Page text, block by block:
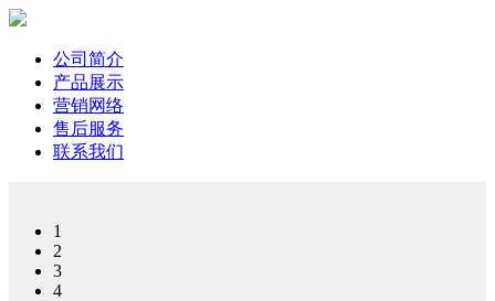
公司简介
产品展示
营销网络
售后服务
联系我们
1
2
3
4